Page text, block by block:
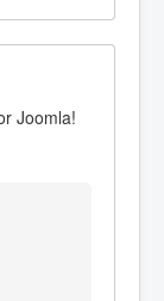
Joomla!